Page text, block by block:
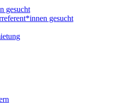
gesucht
gesucht